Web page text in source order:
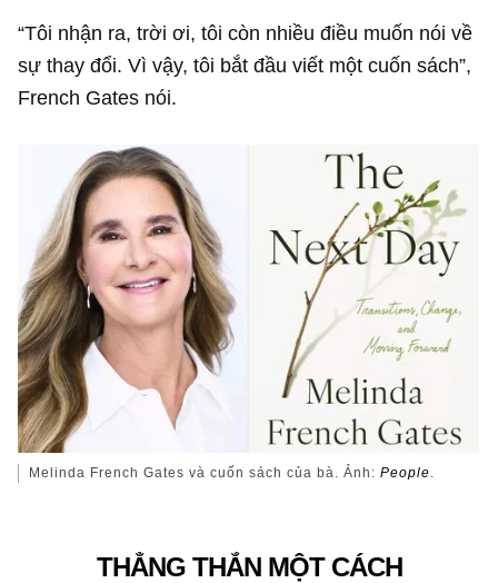
“Tôi nhận ra, trời ơi, tôi còn nhiều điều muốn nói về
sự thay đổi. Vì vậy, tôi bắt đầu viết một cuốn sách”,
French Gates nói.
Melinda French Gates và cuốn sách của bà. Ảnh: People.
THẲNG THẮN MỘT CÁCH